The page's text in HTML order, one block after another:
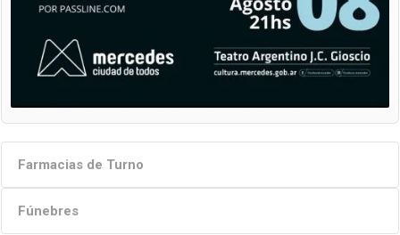
Farmacias de Turno
Fúnebres